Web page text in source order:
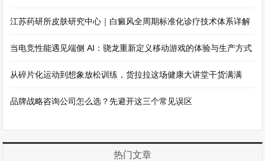
江苏药研所皮肤研究中心｜白癜风全周期标准化诊疗技术体系详解
当电竞性能遇见端侧 AI：骁龙重新定义移动游戏的体验与生产方式
从碎片化运动到想象放松训练，货拉拉这场健康大讲堂干货满满
品牌战略咨询公司怎么选？先避开这三个常见误区
热门文章